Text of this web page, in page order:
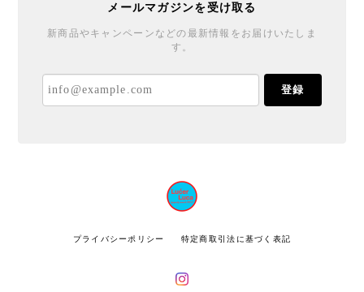
メールマガジンを受け取る
新商品やキャンペーンなどの最新情報をお届けいたしま
す。
登録
プライバシーポリシー 特定商取引法に基づく表記